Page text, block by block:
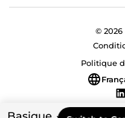
© 2026
Politique